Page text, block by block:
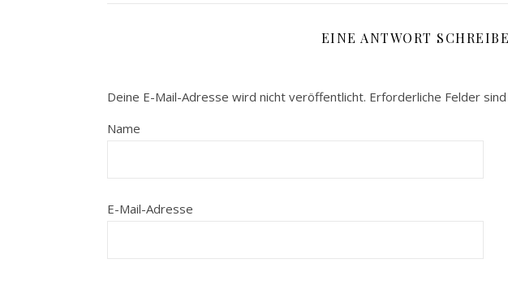
EINE ANTWORT
Deine E-Mail-Adresse wird nicht veröffentlicht. Erforderliche Felder
Name
E-Mail-Adresse